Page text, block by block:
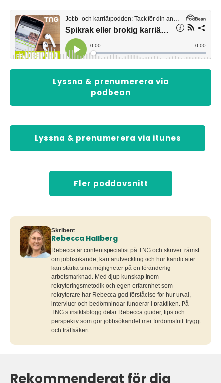
Lyssna & prenumerera via
podbean
Lyssna & prenumerera via itunes
Fler poddavsnitt
Skribent
Rebecca Hallberg
Rebecca är contentspecialist på TNG och skriver främst
om jobbsökande, karriärutveckling och hur kandidater
kan stärka sina möjligheter på en föränderlig
arbetsmarknad. Med djup kunskap inom
rekryteringsmetodik och egen erfarenhet som
rekryterare har Rebecca god förståelse för hur urval,
intervjuer och bedömningar fungerar i praktiken. På
TNG:s insiktsblogg delar Rebecca guider, tips och
perspektiv som gör jobbsökandet mer fördomsfritt, tryggt
och träffsäkert.
Rekommenderat för dig